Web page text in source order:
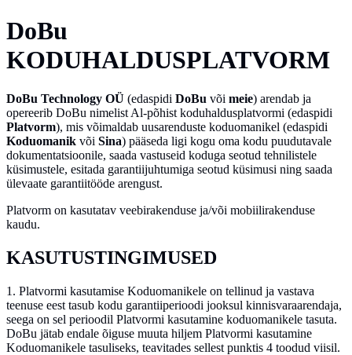
DoBu
KODUHALDUSPLATVORM
DoBu Technology OÜ (edaspidi DoBu või meie) arendab ja
opereerib DoBu nimelist Al-põhist koduhaldusplatvormi (edaspidi
Platvorm), mis võimaldab uusarenduste koduomanikel (edaspidi
Koduomanik või Sina) pääseda ligi kogu oma kodu puudutavale
dokumentatsioonile, saada vastuseid koduga seotud tehnilistele
küsimustele, esitada garantiijuhtumiga seotud küsimusi ning saada
ülevaate garantiitööde arengust.
Platvorm on kasutatav veebirakenduse ja/või mobiilirakenduse
kaudu.
KASUTUSTINGIMUSED
1. Platvormi kasutamise Koduomanikele on tellinud ja vastava
teenuse eest tasub kodu garantiiperioodi jooksul kinnisvaraarendaja,
seega on sel perioodil Platvormi kasutamine koduomanikele tasuta.
DoBu jätab endale õiguse muuta hiljem Platvormi kasutamine
Koduomanikele tasuliseks, teavitades sellest punktis 4 toodud viisil.